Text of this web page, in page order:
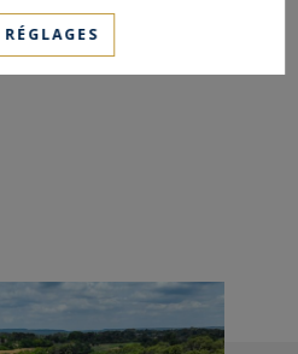
bastide se compose de
RÉGLAGES